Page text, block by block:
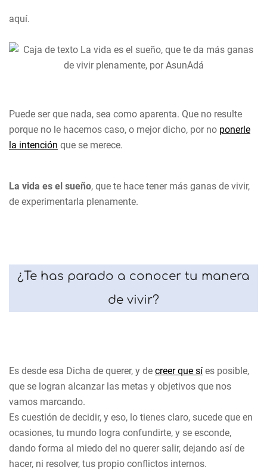
aquí.
Puede ser que nada, sea como aparenta. Que no resulte
porque no le hacemos caso, o mejor dicho, por no ponerle
la intención que se merece.
La vida es el sueño, que te hace tener más ganas de vivir,
de experimentarla plenamente.
¿Te has parado a conocer tu manera
de vivir?
Es desde esa Dicha de querer, y de creer que sí es posible,
que se logran alcanzar las metas y objetivos que nos
vamos marcando.
Es cuestión de decidir, y eso, lo tienes claro, sucede que en
ocasiones, tu mundo logra confundirte, y se esconde,
dando forma al miedo del no querer salir, dejando así de
hacer, ni resolver, tus propio conflictos internos.